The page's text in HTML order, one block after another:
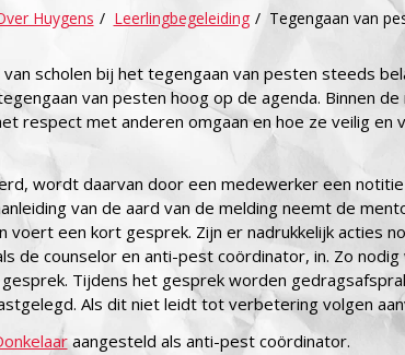
Huygens / Leerlingbegeleiding / Tegengaan van
scholen bij het tegengaan van pesten steeds
van pesten hoog op de agenda. Binnen
respect met anderen omgaan en hoe ze veilig
wordt daarvan door een medewerker een
van de aard van de melding neemt de
een kort gesprek. Zijn er nadrukkelijk acties
de counselor en anti-pest coördinator, in. Zo
Tijdens het gesprek worden
Als dit niet leidt tot verbetering volgen
aangesteld als anti-pest coördinator.